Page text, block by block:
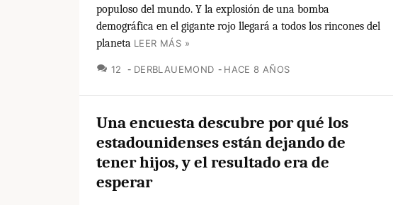
populoso del mundo. Y la explosión de una bomba
demográfica en el gigante rojo llegará a todos los rincones del
planeta LEER MÁS »
12 COMENTARIOS
DERBLAUEMOND HACE 8 AÑOS
Una encuesta descubre por qué los
estadounidenses están dejando de
tener hijos, y el resultado era de
esperar